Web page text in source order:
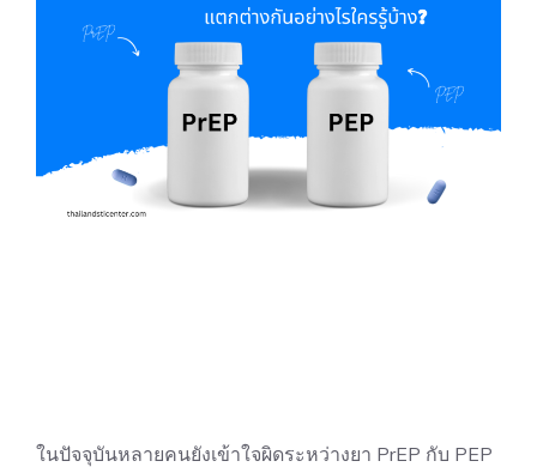
ในปัจจุบันหลายคนยังเข้าใจผิดระหว่างยา PrEP กับ PEP